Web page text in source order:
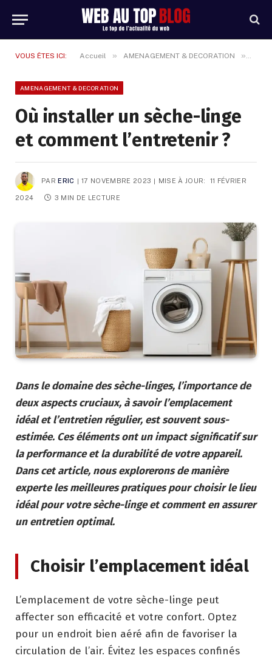
VOUS ÊTES ICI: Accueil » AMENAGEMENT & DECORATION »
AMENAGEMENT & DECORATION
Où installer un sèche-linge
et comment l’entretenir ?
PAR ERIC 17 NOVEMBRE 2023 MISE À JOUR: 11 FÉVRIER
2024 3 MIN DE LECTURE
Dans le domaine des sèche-linges, l’importance de
deux aspects cruciaux, à savoir l’emplacement
idéal et l’entretien régulier, est souvent sous-
estimée. Ces éléments ont un impact significatif sur
la performance et la durabilité de votre appareil.
Dans cet article, nous explorerons de manière
experte les meilleures pratiques pour choisir le lieu
idéal pour votre sèche-linge et comment en assurer
un entretien optimal.
Choisir l’emplacement idéal
L’emplacement de votre sèche-linge peut
affecter son efficacité et votre confort. Optez
pour un endroit bien aéré afin de favoriser la
circulation de l’air. Évitez les espaces confinés